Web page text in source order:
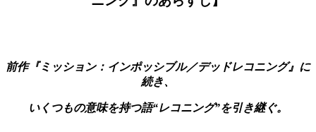
前作『ミッション：インポッシブル／デッドレコニング』に
続き、
いくつもの意味を持つ語“レコニング”を引き継ぐ。